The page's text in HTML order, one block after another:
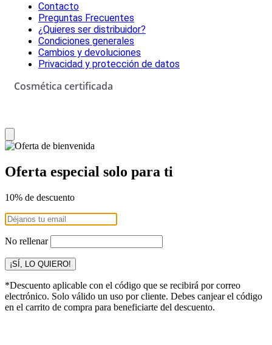
Contacto
Preguntas Frecuentes
¿Quieres ser distribuidor?
Condiciones generales
Cambios y devoluciones
Privacidad y protección de datos
Cosmética certificada
Oferta especial solo para ti
10% de descuento
No rellenar
¡SÍ, LO QUIERO!
*Descuento aplicable con el código que se recibirá por correo
electrónico. Solo válido un uso por cliente. Debes canjear el código
en el carrito de compra para beneficiarte del descuento.